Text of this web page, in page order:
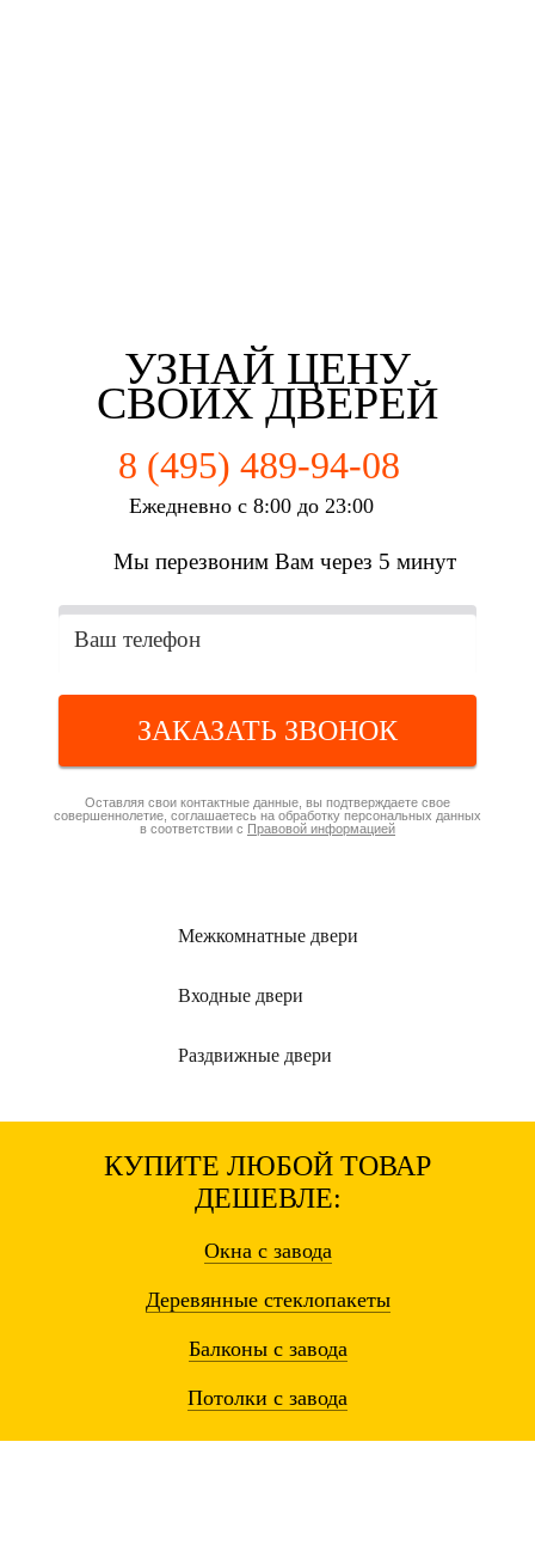
УЗНАЙ ЦЕНУ
СВОИХ ДВЕРЕЙ
8 (495) 489-94-08
Ежедневно с 8:00 до 23:00
Мы перезвоним Вам через 5 минут
ЗАКАЗАТЬ ЗВОНОК
Оставляя свои контактные данные, вы подтверждаете свое
совершеннолетие, соглашаетесь на обработку персональных данных
в соответствии с Правовой информацией
Межкомнатные двери
Входные двери
Раздвижные двери
КУПИТЕ ЛЮБОЙ ТОВАР
ДЕШЕВЛЕ:
Окнас завода
Деревянные стеклопакеты
Балконы с завода
Потолки с завода